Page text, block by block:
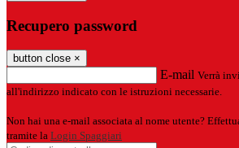
Recupero password
button close ×
E-mail Verrà
all'indirizzo indicato con le istruzioni necessarie.
Non hai una e-mail associata al nome utente?
tramite la Login Spaggiari